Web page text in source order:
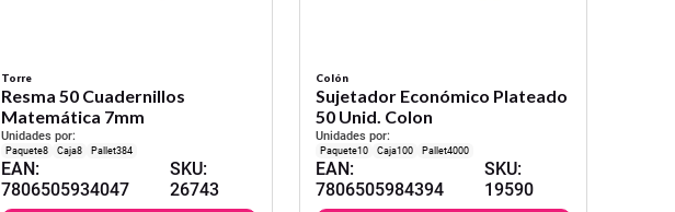
Torre
Resma 50 Cuadernillos
Matemática 7mm
Unidades por:
8 8 384
EAN:
7806505934047
SKU:
26743
Colón
Sujetador Económico Plateado
50 Unid. Colon
Unidades por:
10 100 4000
EAN:
7806505984394
SKU:
19590